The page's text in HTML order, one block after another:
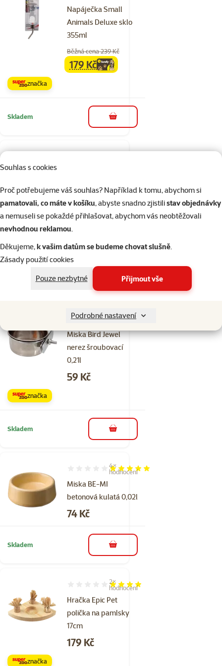
Souhlas s cookies
Proč potřebujeme váš souhlas? Například k tomu, abychom si
pamatovali, co máte v košíku, abyste snadno zjistilistav objednávky
a nemuseli se pokaždé přihlašovat, abychom vás neobtěžovali
nevhodnou reklamou.
Děkujeme,k vašim datům se budeme chovat slušně.
Zásady použití cookies
Pouze nezbytné
Přijmout vše
Podrobné nastavení
Napáječka Small
Animals Deluxe sklo
355ml
Běžná cena 239 Kč
familycena
179 Kč
značka
Skladem do košíku
králíky bílo-žlutá
11,5x5cm 0,3l
10×
Cena
109 Kč
značka
do košíku
Miska Bird Jewel
nerez šroubovací
0,21l
Hodnocení 91%, počet hodnocení: 11
11×
Cena
59 Kč
značka
Skladem do košíku
Miska BE-MI
betonová kulatá 0,02l
Hodnocení 100%, počet hodnocení: 4
4×
hodnocení
Cena
74 Kč
Skladem do košíku
Hračka Epic Pet
polička na pamlsky
17cm
Hodnocení 80%, počet hodnocení: 2
2×
hodnocení
Cena
179 Kč
značka